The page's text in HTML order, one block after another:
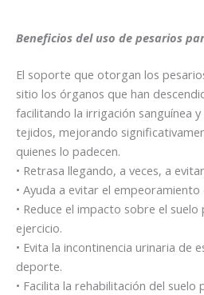
Beneficios del uso de pesarios
El soporte que otorgan los
sitio los órganos que han
facilitando la irrigación sanguínea
tejidos, mejorando
quienes lo padecen.
• Retrasa llegando, a veces, a
• Ayuda a evitar el
• Reduce el impacto sobre el suelo
ejercicio.
• Evita la incontinencia urinaria de
deporte.
• Facilita la rehabilitación del suelo